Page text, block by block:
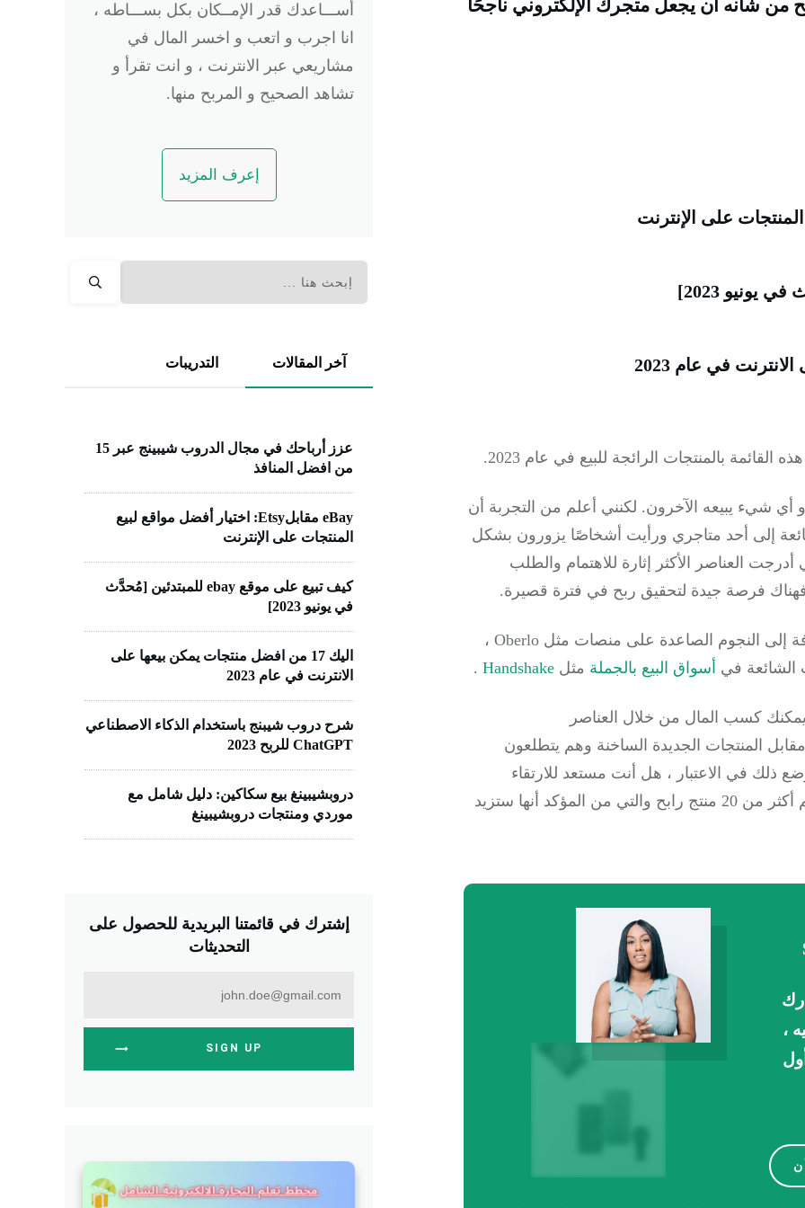
بالمنتجات الرائجة للبيع في عام 2023.
أي شيء يبيعه الآخرون. لكنني أعلم من التجربة أن
إلى أحد متاجري ورأيت أشخاصًا يزورون بشكل
العناصر الأكثر إثارة للاهتمام والطلب
فهناك فرصة جيدة لتحقيق ربح في فترة قصيرة.
ميزة أخرى لبيع المنتجات الشعبية هي التوافر: بالإضافة إلى النجوم الصاعدة على منصات مثل Oberlo ،
الشائعة في أسواق البيع بالجملة مثل Handshake
.
يمكنك كسب المال من خلال العناصر
المنتجات الجديدة الساخنة وهم يتطلعون
ذلك في الاعتبار ، هل أنت مستعد للارتقاء
بمبيعاتك إلى آفاق جديدة؟ تحقق من قائمتنا التي تضم أكثر من 20 منتج رابح والتي من المؤكد أنها ستزيد
،
أســـاعدك قدر الإمــكان بكل بســـاطه ،
انا اجرب و اتعب و اخسر المال في
مشاريعي عبر الانترنت ، و انت تقرأ و
تشاهد الصحيح و المربح منها.
إعرف المزيد
آخر المقالات التدريبات
عزز أرباحك في مجال الدروب شيبينج عبر 15
من افضل المنافذ
eBay مقابلEtsy: اختيار أفضل مواقع لبيع
المنتجات على الإنترنت
كيف تبيع على موقع ebay للمبتدئين [مُحدَّث
في يونيو 2023]
اليك 17 من افضل منتجات يمكن بيعها على
الانترنت في عام 2023
شرح دروب شيبنج باستخدام الذكاء الاصطناعي
ChatGPT للربح 2023
دروبشيبينغ بيع سكاكين: دليل شامل مع
موردي ومنتجات دروبشيبينغ
إشترك في قائمتنا البريدية للحصول على
التحديثات
SIGN UP